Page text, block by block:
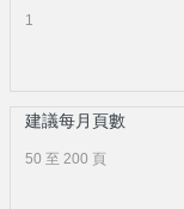
1
建議每月頁數
50 至 200 頁